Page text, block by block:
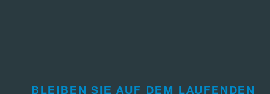
BLEIBEN SIE AUF DEM LAUFENDEN